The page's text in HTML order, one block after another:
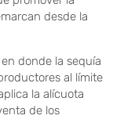
desde la
donde la sequía
al límite
la alícuota
de los